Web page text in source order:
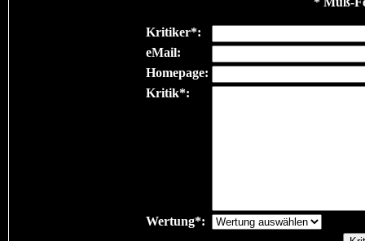
Kritiker*:
eMail:
Homepage:
Kritik*:
Wertung*: